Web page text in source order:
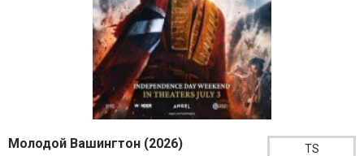
Молодой Вашингтон (2026) TS